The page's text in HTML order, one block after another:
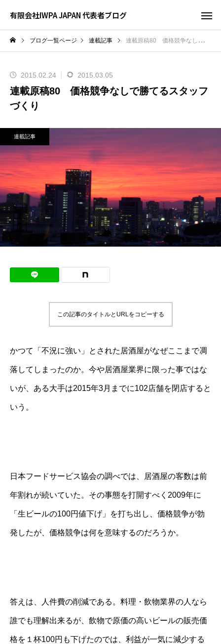
有限会社IWPA JAPAN 代表者ブログ
ブログ一覧ページ 連載記事 連載原稿80 価格競争なしで勝てるスタッフづくり
2015.02.24 2015.03.05
連載原稿80 価格競争なしで勝てるスタッフ
づくり
連載記事
この記事のタイトルとURLをコピーする
かつて「不況に強い」とされた居酒屋がなぜここまで凋
落してしまったのか。今や居酒屋業界に限った事ではな
いが、ある大手は2015年3月までに102店舗を閉店すると
いう。
日本フードサービス協会の調べでは、居酒屋の客数は前
年割れが続いていた。その事態を打開すべく2009年に
「生ビールの100円値下げ」を打ち出し、価格競争が勃
発したが、価格競争は何を意味するのだろうか。
答えは、人件費の削減である。料理・飲物業界の人なら
誰でも理解出来るが、飲物で原価の高いビールの販売価
格を１杯100円も下げたのでは、利益が一気に減少する